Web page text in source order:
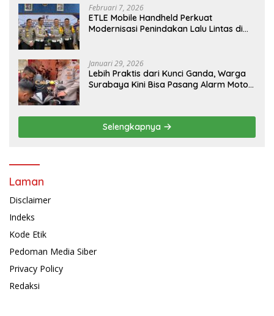
Februari 7, 2026
ETLE Mobile Handheld Perkuat
Modernisasi Penindakan Lalu Lintas di
Januari 29, 2026
Lebih Praktis dari Kunci Ganda, Warga
Surabaya Kini Bisa Pasang Alarm Motor
Selengkapnya
Laman
Disclaimer
Indeks
Kode Etik
Pedoman Media Siber
Privacy Policy
Redaksi